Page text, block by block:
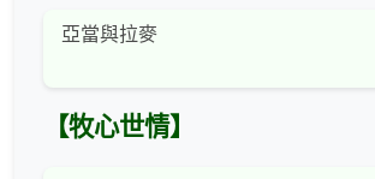
亞當與拉麥
【牧心世情】